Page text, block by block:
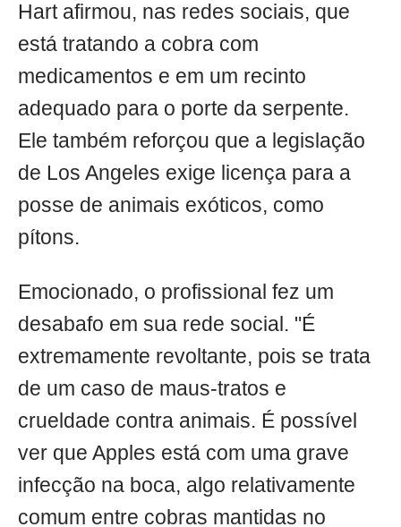
Hart afirmou, nas redes sociais, que
está tratando a cobra com
medicamentos e em um recinto
adequado para o porte da serpente.
Ele também reforçou que a legislação
de Los Angeles exige licença para a
posse de animais exóticos, como
pítons.
Emocionado, o profissional fez um
desabafo em sua rede social. "É
extremamente revoltante, pois se trata
de um caso de maus-tratos e
crueldade contra animais. É possível
ver que Apples está com uma grave
infecção na boca, algo relativamente
comum entre cobras mantidas no